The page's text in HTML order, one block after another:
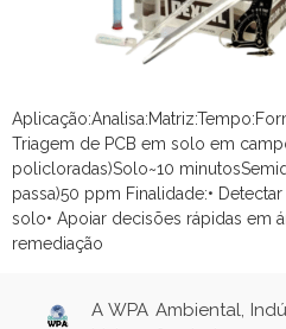
Triagem de PCB em solo em
policloradas)Solo~10
passa)50 ppm Finalidade:•
solo• Apoiar decisões rápidas em
remediação
A WPA Ambiental,